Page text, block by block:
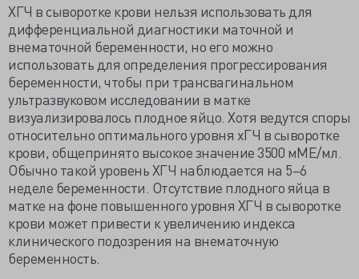
ХГЧ в сыворотке крови нельзя использовать для
дифференциальной диагностики маточной и
внематочной беременности, но его можно
использовать для определения прогрессирования
беременности, чтобы при трансвагинальном
ультразвуковом исследовании в матке
визуализировалось плодное яйцо. Хотя ведутся споры
относительно оптимального уровня хГЧ в сыворотке
крови, общепринято высокое значение 3500 мМЕ/мл.
Обычно такой уровень ХГЧ наблюдается на 5–6
неделе беременности. Отсутствие плодного яйца в
матке на фоне повышенного уровня ХГЧ в сыворотке
крови может привести к увеличению индекса
клинического подозрения на внематочную
беременность.